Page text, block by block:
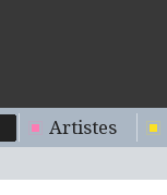
Artistes